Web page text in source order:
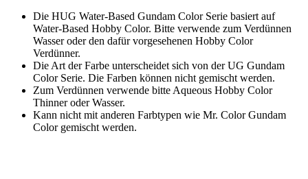
Die HUG Water-Based Gundam Color Serie basiert auf
Water-Based Hobby Color. Bitte verwende zum Verdünnen
Wasser oder den dafür vorgesehenen Hobby Color
Verdünner.
Die Art der Farbe unterscheidet sich von der UG Gundam
Color Serie. Die Farben können nicht gemischt werden.
Zum Verdünnen verwende bitte Aqueous Hobby Color
Thinner oder Wasser.
Kann nicht mit anderen Farbtypen wie Mr. Color Gundam
Color gemischt werden.